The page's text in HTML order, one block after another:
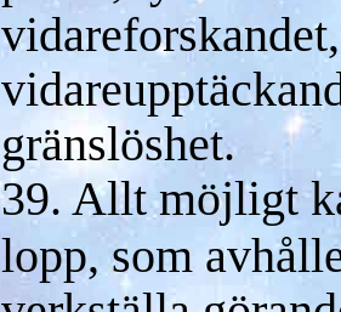
gränslöshet.
39. Allt möjligt
lopp, som